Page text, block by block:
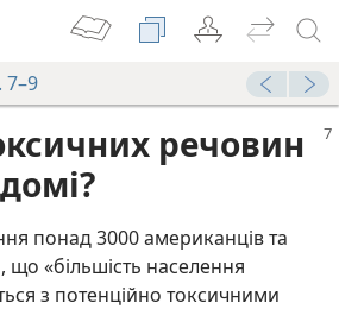
7–9
речовин
понад 3000 американців та
що «більшість населення
з потенційно токсичними